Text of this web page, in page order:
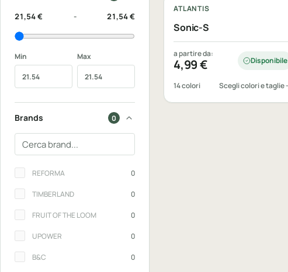
21,54 € - 21,54 €
Min Max
Brands 0
Cerca un brand
BrandsREFORMA 0
TIMBERLAND 0
FRUIT OF THE LOOM 0
UPOWER 0
B&C 0
ATLANTIS
Sonic-S
a partire da:
4,99€ Disponibile
14 colori Scegli colori e taglie